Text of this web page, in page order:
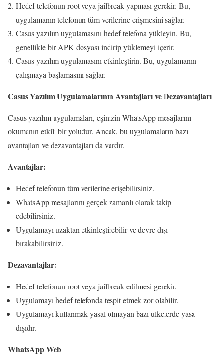
Hedef telefonun root veya jailbreak yapması gerekir. Bu,
uygulamanın telefonun tüm verilerine erişmesini sağlar.
Casus yazılım uygulamasını hedef telefona yükleyin. Bu,
genellikle bir APK dosyası indirip yüklemeyi içerir.
Casus yazılım uygulamasını etkinleştirin. Bu, uygulamanın
çalışmaya başlamasını sağlar.
Casus Yazılım Uygulamalarının Avantajları ve Dezavantajları
Casus yazılım uygulamaları, eşinizin WhatsApp mesajlarını
okumanın etkili bir yoludur. Ancak, bu uygulamaların bazı
avantajları ve dezavantajları da vardır.
Avantajlar:
Hedef telefonun tüm verilerine erişebilirsiniz.
WhatsApp mesajlarını gerçek zamanlı olarak takip
edebilirsiniz.
Uygulamayı uzaktan etkinleştirebilir ve devre dışı
bırakabilirsiniz.
Dezavantajlar:
Hedef telefonun root veya jailbreak edilmesi gerekir.
Uygulamayı hedef telefonda tespit etmek zor olabilir.
Uygulamayı kullanmak yasal olmayan bazı ülkelerde yasa
dışıdır.
WhatsApp Web